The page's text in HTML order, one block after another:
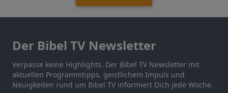
Der Bibel TV Newsletter
Verpasse keine Highlights. Der Bibel TV Newsletter mit
aktuellen Programmtipps, geistlichem Impuls und
Neuigkeiten rund um Bibel TV informiert Dich jede Woche.